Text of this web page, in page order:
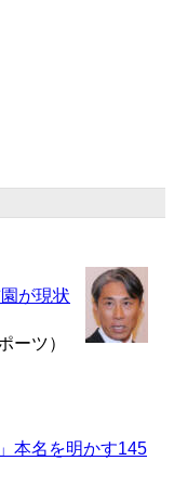
が現状
ーツ）
本名を明かす145